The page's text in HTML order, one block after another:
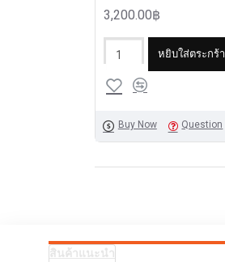
3,200.00฿
หยิบใส่ตระกร้า
Buy Now Question
สินค้าแนะนำ